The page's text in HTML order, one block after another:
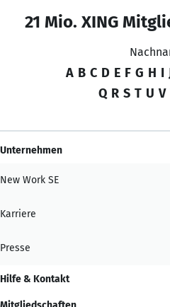
21 Mio. XING
A B C D E F G H I
Q R S T U V
Unternehmen
New Work SE
Karriere
Presse
Hilfe & Kontakt